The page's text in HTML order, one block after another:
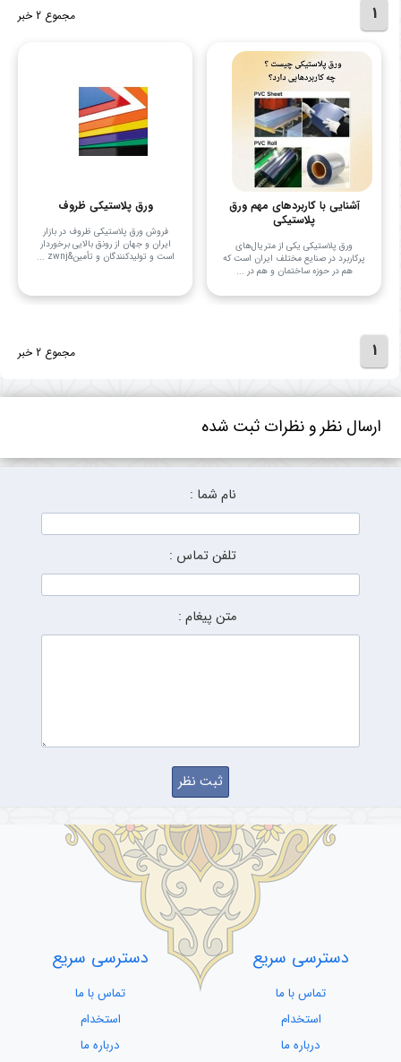
1 مجموع 2 خبر
آشنایی با کاربردهای مهم ورق
پلاستیکی
ورق پلاستیکی یکی از متریال‌های
پرکاربرد در صنایع مختلف ایران است که
هم در حوزه ساختمان و هم در ...
ورق پلاستیکی ظروف
فروش ورق پلاستیکی ظروف در بازار
ایران و جهان از رونق بالایی برخوردار
است و تولیدکنندگان و تأمین&zwnj ...
1 مجموع 2 خبر
ارسال نظر و نظرات ثبت شده
نام شما :
تلفن تماس :
متن پیغام :
دسترسی سریع
تماس با ما
استخدام
درباره ما
دسترسی سریع
تماس با ما
استخدام
درباره ما